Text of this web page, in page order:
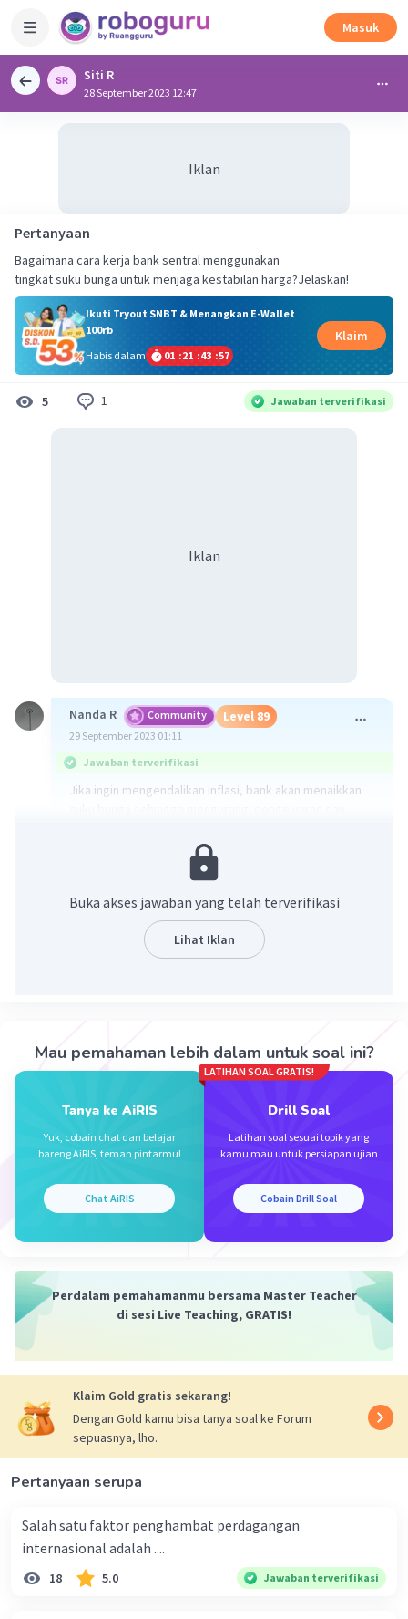
Masuk
Siti R
28 September 2023 12:47
Iklan
Pertanyaan
Bagaimana cara kerja bank sentral menggunakan
tingkat suku bunga untuk menjaga kestabilan harga?Jelaskan!
Ikuti Tryout SNBT & Menangkan E-Wallet
100rb
Habis dalam
01 :21 :43 :56
Klaim
5 1 Jawaban terverifikasi
Iklan
Nanda R Community Level 89
29 September 2023 01:11
Jawaban terverifikasi
Jika ingin mengendalikan inflasi, bank akan menaikkan
Buka akses jawaban yang telah terverifikasi
Lihat Iklan
Mau pemahaman lebih dalam untuk soal ini?
Tanya ke AiRIS
Yuk, cobain chat dan belajar
bareng AiRIS, teman pintarmu!
Chat AiRIS
LATIHAN SOAL GRATIS!
Drill Soal
Latihan soal sesuai topik yang
kamu mau untuk persiapan ujian
Cobain Drill Soal
Perdalam pemahamanmu bersama Master Teacher
di sesi Live Teaching, GRATIS!
Klaim Gold gratis sekarang!
Dengan Gold kamu bisa tanya soal ke Forum
sepuasnya, lho.
Pertanyaan serupa
Salah satu faktor penghambat perdagangan
internasional adalah ....
18 5.0 Jawaban terverifikasi